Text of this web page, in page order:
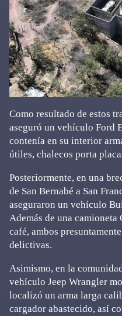
Como resultado de estos
aseguró un vehículo Ford
contenía en su interior
útiles, chalecos porta
Posteriormente, en una
de San Bernabé a San
aseguraron un vehículo
Además de una
café, ambos
delictivas.
Asimismo, en la
vehículo Jeep Wrangler
localizó un arma larga
cargador abastecido, así